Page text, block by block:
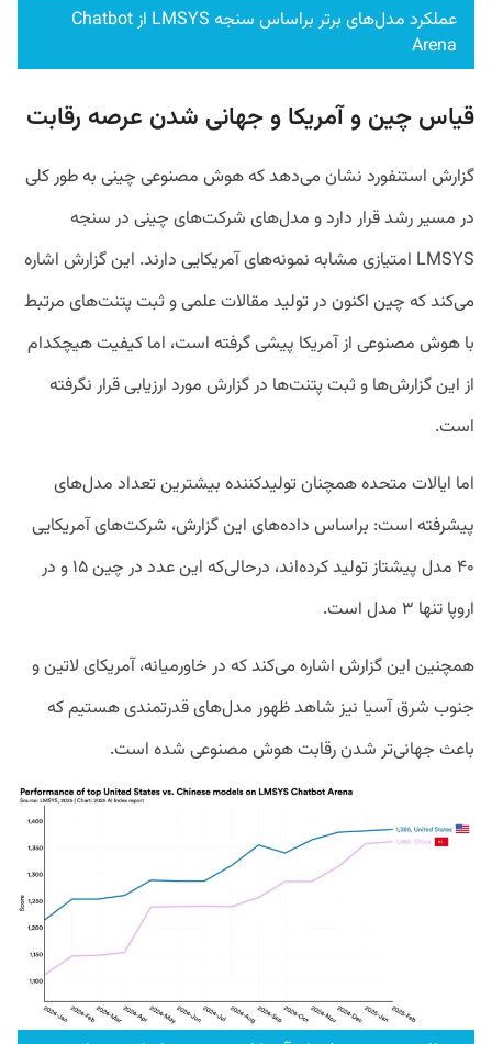
عملکرد مدل‌های برتر براساس سنجه LMSYS از Chatbot
Arena
قیاس چین و آمریکا و جهانی شدن عرصه رقابت
گزارش استنفورد نشان می‌دهد که هوش مصنوعی چینی به طور کلی
در مسیر رشد قرار دارد و مدل‌های شرکت‌های چینی در سنجه
LMSYS امتیازی مشابه نمونه‌های آمریکایی دارند. این گزارش اشاره
می‌کند که چین اکنون در تولید مقالات علمی و ثبت پتنت‌های مرتبط
با هوش مصنوعی از آمریکا پیشی گرفته است، اما کیفیت هیچکدام
از این گزارش‌ها و ثبت پتنت‌ها در گزارش مورد ارزیابی قرار نگرفته
است.
اما ایالات متحده همچنان تولیدکننده بیشترین تعداد مدل‌های
پیشرفته است: براساس داده‌های این گزارش، شرکت‌های آمریکایی
۴۰ مدل پیشتاز تولید کرده‌اند، درحالی‌که این عدد در چین ۱۵ و در
اروپا تنها ۳ مدل است.
همچنین این گزارش اشاره می‌کند که در خاورمیانه، آمریکای لاتین و
جنوب شرق آسیا نیز شاهد ظهور مدل‌های قدرتمندی هستیم که
باعث جهانی‌تر شدن رقابت هوش مصنوعی شده است.